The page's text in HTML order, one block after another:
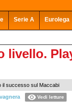
Serie A Eurolega
livello.
il successo sul Maccabi
Vedi letture